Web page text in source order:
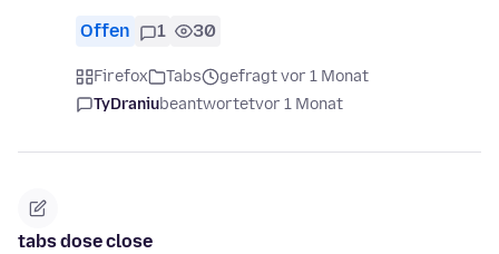
Offen 1 30
Firefox Tabs
gefragt vor 1 Monat
TyDraniubeantwortetvor 1 Monat
tabs dose close